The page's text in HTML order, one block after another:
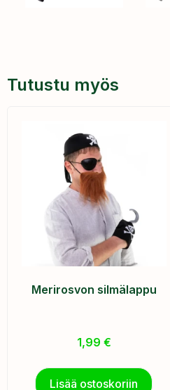
Tutustu myös
Merirosvon silmälappu
1,99 €
Lisää ostoskoriin